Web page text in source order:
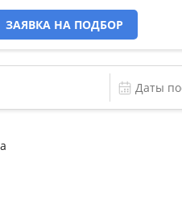
ЗАЯВКА НА ПОДБОР